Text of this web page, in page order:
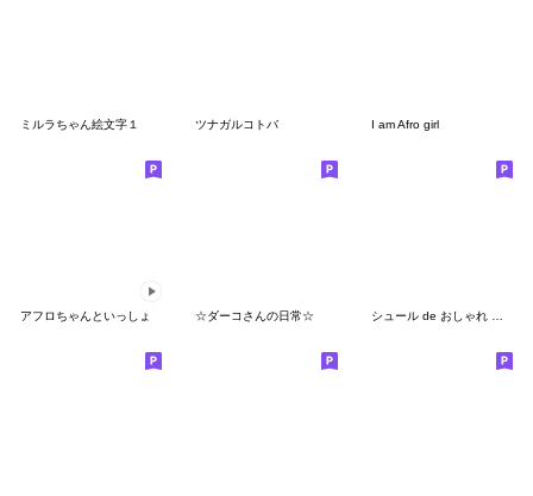
ミルラちゃん絵文字１ ツナガルコトバ I am Afro girl
アフロちゃんといっしょ ☆ダーコさんの日常☆ シュール de おしゃれ な絵文字◎